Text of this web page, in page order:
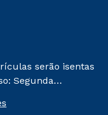
serão isentas
Segunda
será de R$